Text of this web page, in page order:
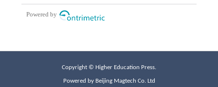
Copyright © Higher Education Press.
Powered by Beijing Magtech Co. Ltd